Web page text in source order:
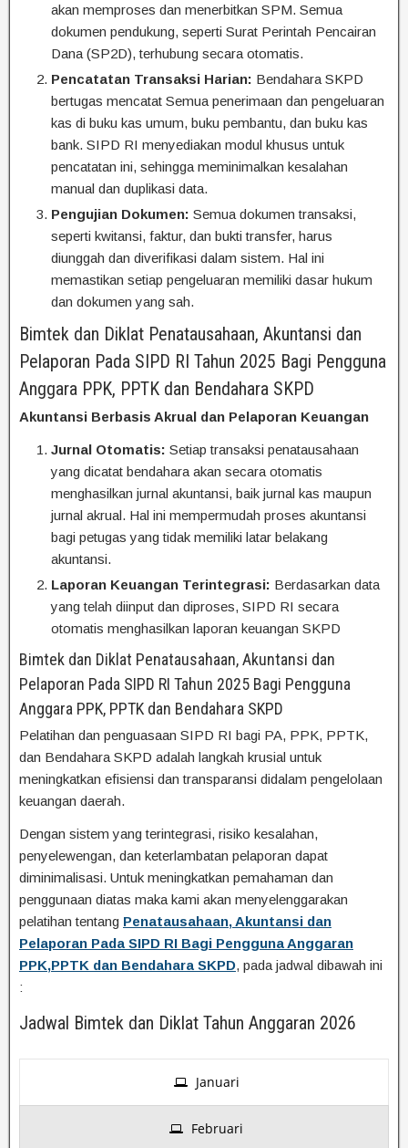
akan memproses dan menerbitkan SPM. Semua
dokumen pendukung, seperti Surat Perintah Pencairan
Dana (SP2D), terhubung secara otomatis.
Pencatatan Transaksi Harian: Bendahara SKPD
bertugas mencatat Semua penerimaan dan pengeluaran
kas di buku kas umum, buku pembantu, dan buku kas
bank. SIPD RI menyediakan modul khusus untuk
pencatatan ini, sehingga meminimalkan kesalahan
manual dan duplikasi data.
Pengujian Dokumen: Semua dokumen transaksi,
seperti kwitansi, faktur, dan bukti transfer, harus
diunggah dan diverifikasi dalam sistem. Hal ini
memastikan setiap pengeluaran memiliki dasar hukum
dan dokumen yang sah.
Bimtek dan Diklat Penatausahaan, Akuntansi dan
Pelaporan Pada SIPD RI Tahun 2025 Bagi Pengguna
Anggara PPK, PPTK dan Bendahara SKPD
Akuntansi Berbasis Akrual dan Pelaporan Keuangan
Jurnal Otomatis: Setiap transaksi penatausahaan
yang dicatat bendahara akan secara otomatis
menghasilkan jurnal akuntansi, baik jurnal kas maupun
jurnal akrual. Hal ini mempermudah proses akuntansi
bagi petugas yang tidak memiliki latar belakang
akuntansi.
Laporan Keuangan Terintegrasi: Berdasarkan data
yang telah diinput dan diproses, SIPD RI secara
otomatis menghasilkan laporan keuangan SKPD
Bimtek dan Diklat Penatausahaan, Akuntansi dan
Pelaporan Pada SIPD RI Tahun 2025 Bagi Pengguna
Anggara PPK, PPTK dan Bendahara SKPD
Pelatihan dan penguasaan SIPD RI bagi PA, PPK, PPTK,
dan Bendahara SKPD adalah langkah krusial untuk
meningkatkan efisiensi dan transparansi didalam pengelolaan
keuangan daerah.
Dengan sistem yang terintegrasi, risiko kesalahan,
penyelewengan, dan keterlambatan pelaporan dapat
diminimalisasi. Untuk meningkatkan pemahaman dan
penggunaan diatas maka kami akan menyelenggarakan
pelatihan tentang Penatausahaan, Akuntansi dan
Pelaporan Pada SIPD RI Bagi Pengguna Anggaran
PPK,PPTK dan Bendahara SKPD, pada jadwal dibawah ini
:
Jadwal Bimtek dan Diklat Tahun Anggaran 2026
Januari
Februari